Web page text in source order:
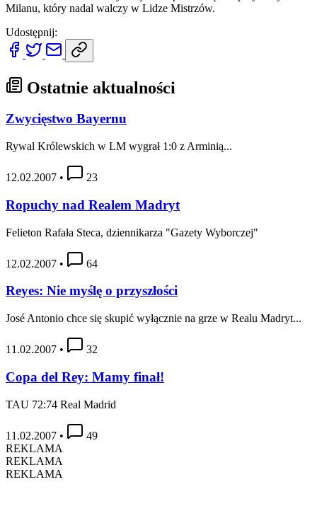
Milanu, który nadal walczy w Lidze Mistrzów.
Udostępnij:
Ostatnie aktualności
Zwycięstwo Bayernu
Rywal Królewskich w LM wygrał 1:0 z Arminią...
12.02.2007 • 23
Ropuchy nad Realem Madryt
Felieton Rafała Steca, dziennikarza "Gazety Wyborczej"
12.02.2007 • 64
Reyes: Nie myślę o przyszłości
José Antonio chce się skupić wyłącznie na grze w Realu Madryt...
11.02.2007 • 32
Copa del Rey: Mamy finał!
TAU 72:74 Real Madrid
11.02.2007 •
49
REKLAMA
REKLAMA
REKLAMA